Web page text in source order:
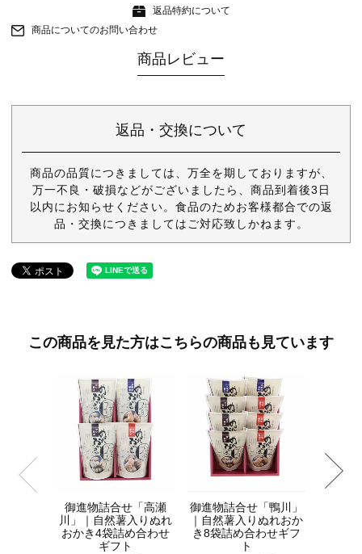
返品特約について
商品についてのお問い合わせ
商品レビュー
返品・交換について
商品の品質につきましては、万全を期しておりますが、
万一不良・破損などがございましたら、商品到着後3日
以内にお知らせください。食品のためお客様都合での返
品・交換につきましてはご対応致しかねます。
この商品を見た方はこちらの商品も見ています
御進物詰合せ「高瀬
川」｜自然薯入りぬれ
おかき4袋詰め合わせ
ギフト
御進物詰合せ「鴨川」
｜自然薯入りぬれおか
き8袋詰め合わせギフ
ト